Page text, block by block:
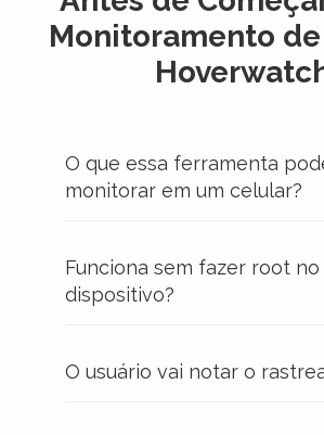
Monitoramento de
O que essa ferramenta
monitorar em um celular?
Funciona sem fazer root no
dispositivo?
O usuário vai notar o